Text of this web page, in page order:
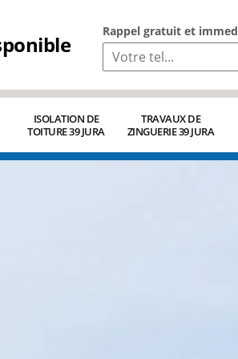
Rappel gratuit et
ISOLATION DE
TOITURE 39 JURA
TRAVAUX DE
ZINGUERIE 39 JURA